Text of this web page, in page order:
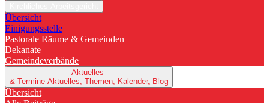
Übersicht
Einigungsstelle
Pastorale Räume & Gemeinden
Dekanate
Gemeindeverbände
Aktuelles
& Termine Aktuelles, Themen, Kalender, Blog
Übersicht